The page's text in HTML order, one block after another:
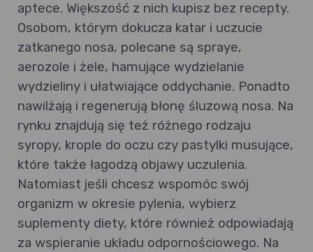
aptece. Większość z nich kupisz bez recepty.
Osobom, którym dokucza katar i uczucie
zatkanego nosa, polecane są spraye,
aerozole i żele, hamujące wydzielanie
wydzieliny i ułatwiające oddychanie. Ponadto
nawilżają i regenerują błonę śluzową nosa. Na
rynku znajdują się też różnego rodzaju
syropy, krople do oczu czy pastylki musujące,
które także łagodzą objawy uczulenia.
Natomiast jeśli chcesz wspomóc swój
organizm w okresie pylenia, wybierz
suplementy diety, które również odpowiadają
za wspieranie układu odpornościowego. Na